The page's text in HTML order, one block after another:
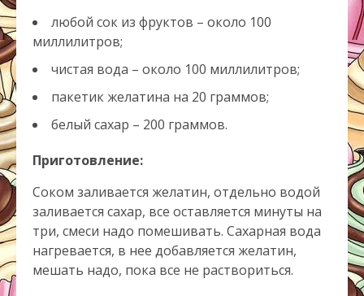
любой сок из фруктов – около 100
миллилитров;
чистая вода – около 100 миллилитров;
пакетик желатина на 20 граммов;
белый сахар – 200 граммов.
Приготовление:
Соком заливается желатин, отдельно водой
заливается сахар, все оставляется минуты на
три, смеси надо помешивать. Сахарная вода
нагревается, в нее добавляется желатин,
мешать надо, пока все не раствориться.